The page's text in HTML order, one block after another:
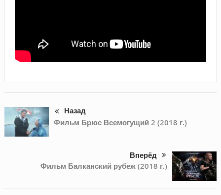
Назад
Фильм Брюс Всемогущий 2 (2018 г.)
Вперёд
Фильм Балканский рубеж (2018 г.)